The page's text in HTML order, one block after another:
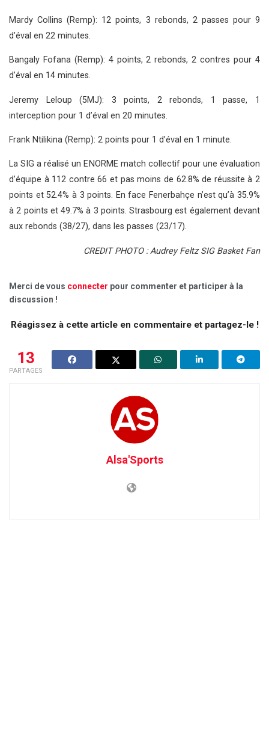
Mardy Collins (Remp): 12 points, 3 rebonds, 2 passes pour 9
d’éval en 22 minutes.
Bangaly Fofana (Remp): 4 points, 2 rebonds, 2 contres pour 4
d’éval en 14 minutes.
Jeremy Leloup (5MJ): 3 points, 2 rebonds, 1 passe, 1
interception pour 1 d’éval en 20 minutes.
Frank Ntilikina (Remp): 2 points pour 1 d’éval en 1 minute.
La SIG a réalisé un ENORME match collectif pour une évaluation
d’équipe à 112 contre 66 et pas moins de 62.8% de réussite à 2
points et 52.4% à 3 points. En face Fenerbahçe n’est qu’à 35.9%
à 2 points et 49.7% à 3 points. Strasbourg est également devant
aux rebonds (38/27), dans les passes (23/17).
CREDIT PHOTO : Audrey Feltz SIG Basket Fan
Merci de vous connecter pour commenter et participer à la
discussion !
Réagissez à cette article en commentaire et partagez-le !
13
PARTAGES
Alsa'Sports